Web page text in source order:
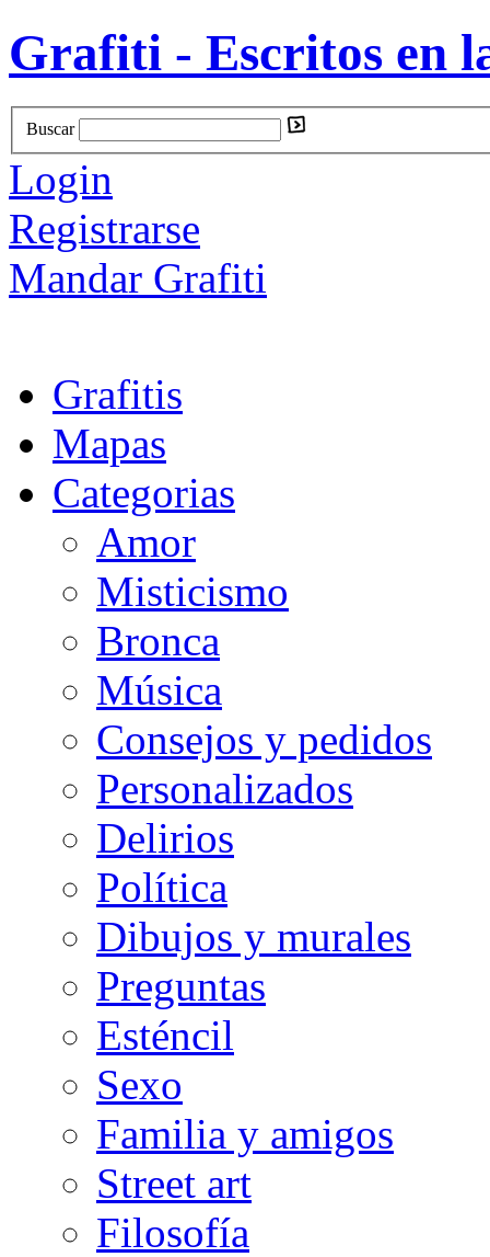
Grafiti - Escritos en
Buscar
Login
Registrarse
Mandar Grafiti
Grafitis
Mapas
Categorias
Amor
Misticismo
Bronca
Música
Consejos y pedidos
Personalizados
Delirios
Política
Dibujos y murales
Preguntas
Esténcil
Sexo
Familia y amigos
Street art
Filosofía